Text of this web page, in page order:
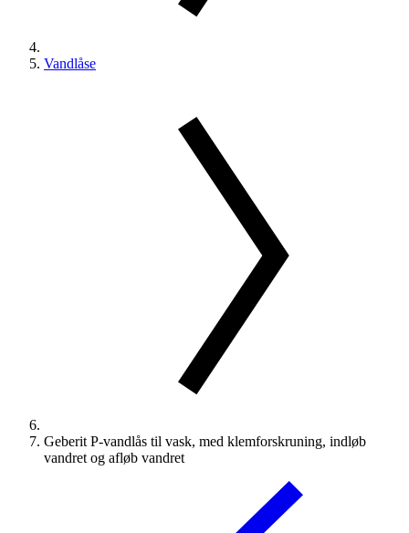
Vandlåse
Geberit P-vandlås til vask, med klemforskruning, indløb
vandret og afløb vandret